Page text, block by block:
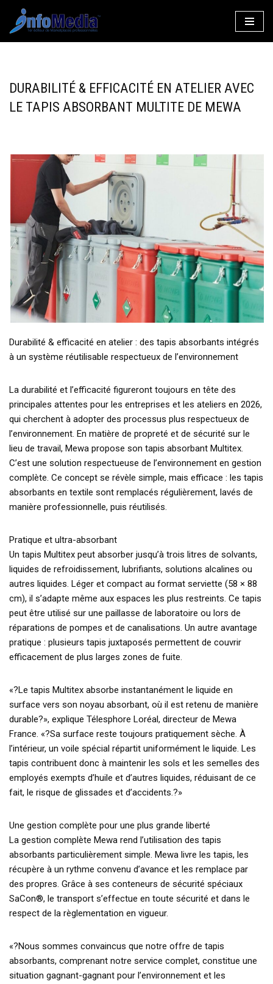
Aller
DURABILITÉ & EFFICACITÉ EN ATELIER AVEC
LE TAPIS ABSORBANT MULTITE DE MEWA
Durabilité & efficacité en atelier : des tapis absorbants intégrés
à un système réutilisable respectueux de l’environnement
La durabilité et l’efficacité figureront toujours en tête des
principales attentes pour les entreprises et les ateliers en 2026,
qui cherchent à adopter des processus plus respectueux de
l’environnement. En matière de propreté et de sécurité sur le
lieu de travail, Mewa propose son tapis absorbant Multitex.
C’est une solution respectueuse de l’environnement en gestion
complète. Ce concept se révèle simple, mais efficace : les tapis
absorbants en textile sont remplacés régulièrement, lavés de
manière professionnelle, puis réutilisés.
Pratique et ultra-absorbant
Un tapis Multitex peut absorber jusqu’à trois litres de solvants,
liquides de refroidissement, lubrifiants, solutions alcalines ou
autres liquides. Léger et compact au format serviette (58 × 88
cm), il s’adapte même aux espaces les plus restreints. Ce tapis
peut être utilisé sur une paillasse de laboratoire ou lors de
réparations de pompes et de canalisations. Un autre avantage
pratique : plusieurs tapis juxtaposés permettent de couvrir
efficacement de plus larges zones de fuite.
«?Le tapis Multitex absorbe instantanément le liquide en
surface vers son noyau absorbant, où il est retenu de manière
durable?», explique Télesphore Loréal, directeur de Mewa
France. «?Sa surface reste toujours pratiquement sèche. À
l’intérieur, un voile spécial répartit uniformément le liquide. Les
tapis contribuent donc à maintenir les sols et les semelles des
employés exempts d’huile et d’autres liquides, réduisant de ce
fait, le risque de glissades et d’accidents.?»
Une gestion complète pour une plus grande liberté
La gestion complète Mewa rend l’utilisation des tapis
absorbants particulièrement simple. Mewa livre les tapis, les
récupère à un rythme convenu d’avance et les remplace par
des propres. Grâce à ses conteneurs de sécurité spéciaux
SaCon®, le transport s’effectue en toute sécurité et dans le
respect de la règlementation en vigueur.
«?Nous sommes convaincus que notre offre de tapis
absorbants, comprenant notre service complet, constitue une
situation gagnant-gagnant pour l’environnement et les